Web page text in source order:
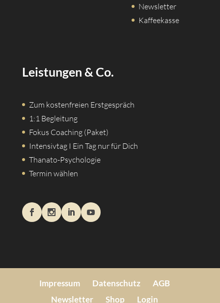
Newsletter
Kaffeekasse
Leistungen & Co.
Zum kostenfreien Erstgespräch
1:1 Begleitung
Fokus Coaching (Paket)
Intensivtag I Ein Tag nur für Dich
Thanato-Psychologie
Termin wählen
Impressum Datenschutz
AGB
Newsletter
Shop Login